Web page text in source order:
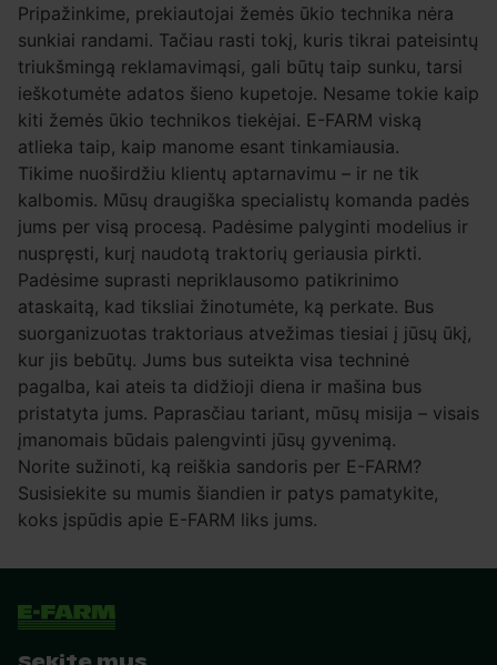
Pripažinkime, prekiautojai žemės ūkio technika nėra
sunkiai randami. Tačiau rasti tokį, kuris tikrai pateisintų
triukšmingą reklamavimąsi, gali būtų taip sunku, tarsi
ieškotumėte adatos šieno kupetoje. Nesame tokie kaip
kiti žemės ūkio technikos tiekėjai. E-FARM viską
atlieka taip, kaip manome esant tinkamiausia.
Tikime nuoširdžiu klientų aptarnavimu – ir ne tik
kalbomis. Mūsų draugiška specialistų komanda padės
jums per visą procesą. Padėsime palyginti modelius ir
nuspręsti, kurį naudotą traktorių geriausia pirkti.
Padėsime suprasti nepriklausomo patikrinimo
ataskaitą, kad tiksliai žinotumėte, ką perkate. Bus
suorganizuotas traktoriaus atvežimas tiesiai į jūsų ūkį,
kur jis bebūtų. Jums bus suteikta visa techninė
pagalba, kai ateis ta didžioji diena ir mašina bus
pristatyta jums. Paprasčiau tariant, mūsų misija – visais
įmanomais būdais palengvinti jūsų gyvenimą.
Norite sužinoti, ką reiškia sandoris per E-FARM?
Susisiekite su mumis šiandien ir patys pamatykite,
koks įspūdis apie E-FARM liks jums.